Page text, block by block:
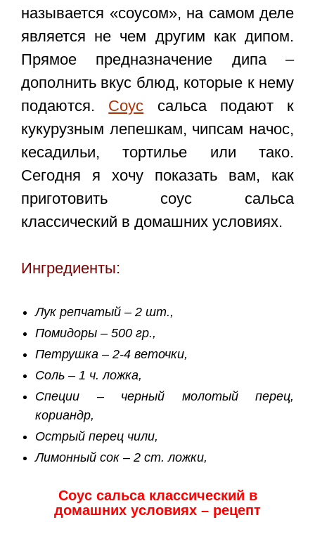
называется «соусом», на самом деле
является не чем другим как дипом.
Прямое предназначение дипа –
дополнить вкус блюд, которые к нему
подаются. Соус сальса подают к
кукурузным лепешкам, чипсам начос,
кесадильи, тортилье или тако.
Сегодня я хочу показать вам, как
приготовить соус сальса
классический в домашних условиях.
Ингредиенты:
Лук репчатый – 2 шт.,
Помидоры – 500 гр.,
Петрушка – 2-4 веточки,
Соль – 1 ч. ложка,
Специи – черный молотый перец,
кориандр,
Острый перец чили,
Лимонный сок – 2 ст. ложки,
Соус сальса классический в
домашних условиях – рецепт